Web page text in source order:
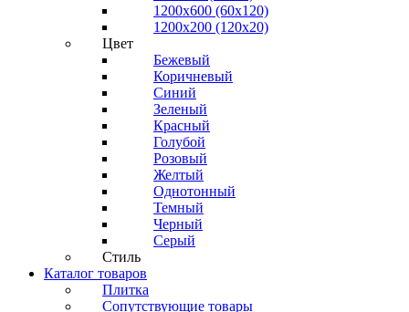
1200х600 (60х120)
1200х200 (120x20)
Цвет
Бежевый
Коричневый
Синий
Зеленый
Красный
Голубой
Розовый
Желтый
Однотонный
Темный
Черный
Серый
Стиль
Каталог товаров
Плитка
Сопутствующие товары